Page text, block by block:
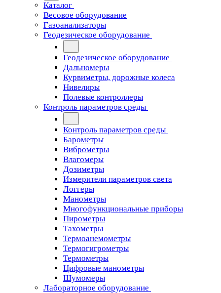
Каталог
Весовое оборудование
Газоанализаторы
Геодезическое оборудование
Геодезическое оборудование
Дальномеры
Курвиметры, дорожные колеса
Нивелиры
Полевые контроллеры
Контроль параметров среды
Контроль параметров среды
Барометры
Виброметры
Влагомеры
Дозиметры
Измерители параметров света
Логгеры
Манометры
Многофункциональные приборы
Пирометры
Тахометры
Термоанемометры
Термогигрометры
Термометры
Цифровые манометры
Шумомеры
Лабораторное оборудование